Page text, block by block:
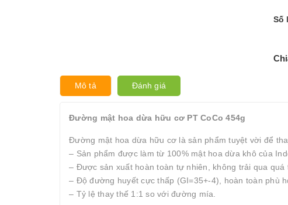
Số
Mô tả Đánh giá
Đường mật hoa dừa hữu cơ PT CoCo 454g
Đường mật hoa dừa hữu cơ là sản phẩm tuyệt vời để
– Sản phẩm được làm từ 100% mật hoa dừa khô của
– Được sản xuất hoàn toàn tự nhiên, không trải qua
– Độ đường huyết cực thấp (GI=35+-4), hoàn toàn phù
– Tỷ lệ thay thế 1:1 so với đường mía.